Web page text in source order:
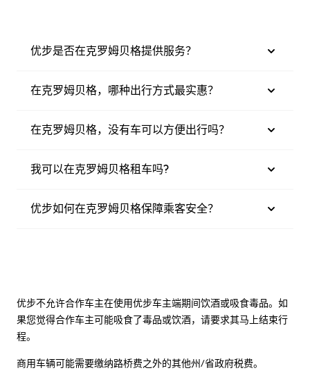
优步是否在克罗姆贝格提供服务？
在克罗姆贝格，哪种出行方式最实惠？
在克罗姆贝格，没有车可以方便出行吗？
我可以在克罗姆贝格租车吗?
优步如何在克罗姆贝格保障乘客安全？
优步不允许合作车主在使用优步车主端期间饮酒或吸食毒品。如
果您觉得合作车主可能吸食了毒品或饮酒，请要求其马上结束行
程。
商用车辆可能需要缴纳路桥费之外的其他州/省政府税费。